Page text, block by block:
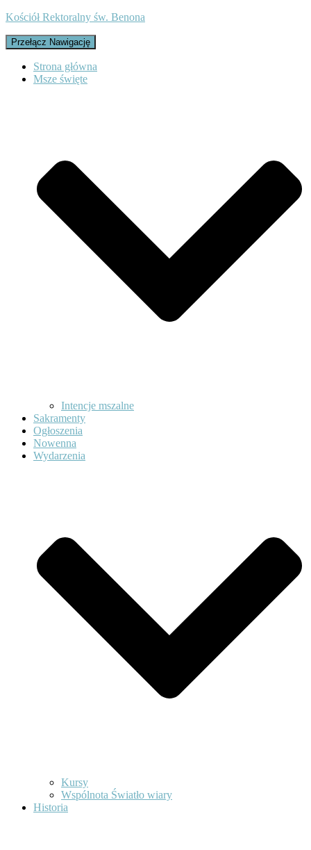
Kościół Rektoralny św. Benona
Przełącz Nawigację
Strona główna
Msze święte
Intencje mszalne
Sakramenty
Ogłoszenia
Nowenna
Wydarzenia
Kursy
Wspólnota Światło wiary
Historia